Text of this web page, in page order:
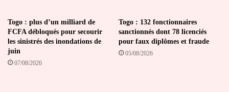
Togo : plus d’un milliard de
FCFA débloqués pour secourir
les sinistrés des inondations de
juin
07/08/2026
Togo : 132 fonctionnaires
sanctionnés dont 78 licenciés
pour faux diplômes et fraude
05/08/2026